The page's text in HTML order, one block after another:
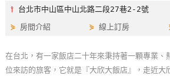
紅
你
⫯ 台北市中山區中山北路二段27巷2-2號
⋟ 房間介紹 ⋟線上訂房
在台北，有一家飯店二十年來秉持著一顆專業、
位來訪的旅客，它就是『大欣大飯店』，走近大